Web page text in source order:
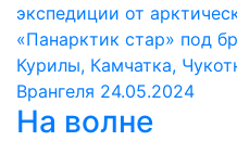
экспедиции от
«Панарктик стар» под
Курилы, Камчатка,
Врангеля 24.05.2024
На волне